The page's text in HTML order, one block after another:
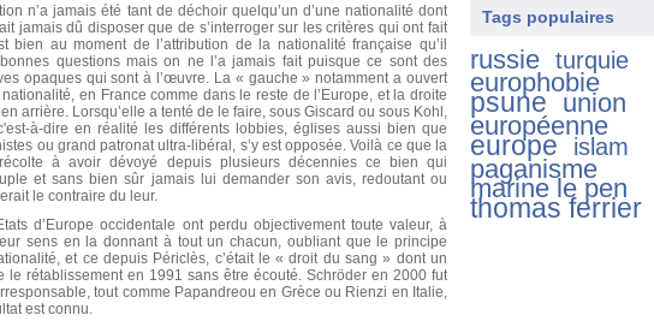
Tags populaires
russie turquie
europhobie
psune union
européenne
europe islam
paganisme
marine le pen
thomas ferrier
n’a jamais été tant de déchoir quelqu’un d’une nationalité dont
jamais dû disposer que de s’interroger sur les critères qui ont fait
bien au moment de l’attribution de la nationalité française qu’il
questions mais on ne l’a jamais fait puisque ce sont des
opaques qui sont à l’œuvre. La « gauche » notamment a ouvert
en France comme dans le reste de l’Europe, et la droite
arrière. Lorsqu’elle a tenté de le faire, sous Giscard ou sous Kohl,
à-dire en réalité les différents lobbies, églises aussi bien que
ou grand patronat ultra-libéral, s’y est opposée. Voilà ce que la
à avoir dévoyé depuis plusieurs décennies ce bien qui
et sans bien sûr jamais lui demander son avis, redoutant ou
le contraire du leur.
d’Europe occidentale ont perdu objectivement toute valeur, à
sens en la donnant à tout un chacun, oubliant que le principe
et ce depuis Périclès, c’était le « droit du sang » dont un
le rétablissement en 1991 sans être écouté. Schröder en 2000 fut
tout comme Papandreou en Grèce ou Rienzi en Italie,
est connu.